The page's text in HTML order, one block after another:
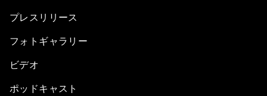
プレスリリース
フォトギャラリー
ビデオ
ポッドキャスト